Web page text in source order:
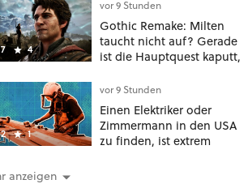
4
vor 9 Stunden
Gothic Remake: Milten
taucht nicht auf? Gerade
ist die Hauptquest kaputt,
1
vor 9 Stunden
Einen Elektriker oder
Zimmermann in den USA
zu finden, ist extrem
anzeigen